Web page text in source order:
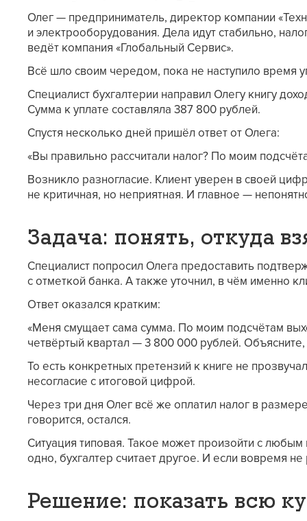
Олег — предприниматель, директор компании
и электрооборудования. Дела идут стабильно,
ведёт компания «Глобальный Сервис».
Всё шло своим чередом, пока не наступило время
Специалист бухгалтерии направил Олегу книгу
Сумма к уплате составляла 387 800 рублей.
Спустя несколько дней пришёл ответ от Олега:
«Вы правильно рассчитали налог? По моим
Возникло разногласие. Клиент уверен в своей
не критичная, но неприятная. И главное —
Задача: понять, откуда
Специалист попросил Олега предоставить
с отметкой банка. А также уточнил, в чём именно
Ответ оказался кратким:
«Меня смущает сама сумма. По моим подсчётам
четвёртый квартал — 3 800 000 рублей. Объясните,
То есть конкретных претензий к книге не
несогласие с итоговой цифрой.
Через три дня Олег всё же оплатил налог в
говорится, остался.
Ситуация типовая. Такое может произойти с
одно, бухгалтер считает другое. И если вовремя
Решение: показать всю